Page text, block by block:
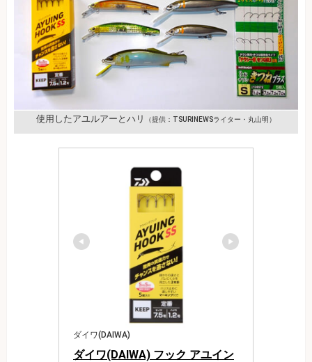
使用したアユルアーとハリ （提供：TSURINEWSライター・丸山明）
ダイワ(DAIWA)
ダイワ(DAIWA) フック アユイン